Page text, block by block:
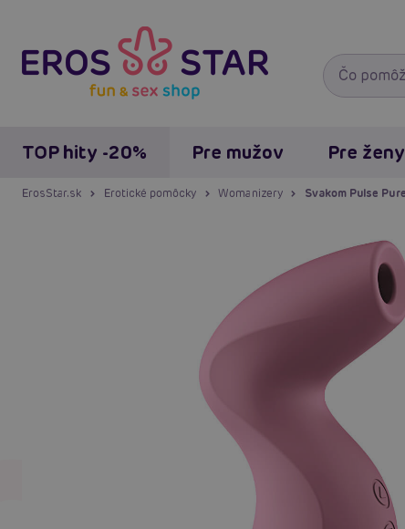
TOP hity -20% Pre mužov Pre ženy
ErosStar.sk Erotické pomôcky Womanizery Svakom Pulse